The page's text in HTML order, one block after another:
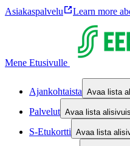
Asiakaspalvelu Learn more
Mene Etusivulle
Ajankohtaista Avaa lista
Palvelut Avaa lista
S-Etukortti Avaa lista